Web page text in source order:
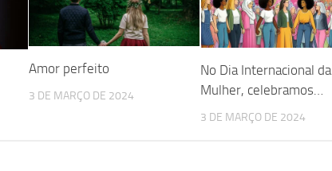
Amor perfeito
3 DE MARÇO DE 2024
No Dia Internacional da
Mulher, celebramos…
3 DE MARÇO DE 2024